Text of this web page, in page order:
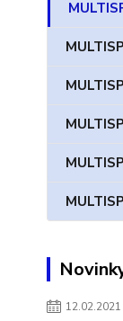
12.02.2021